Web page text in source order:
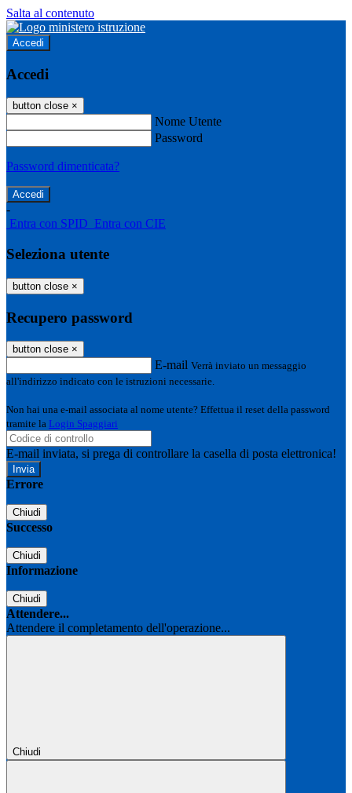
Salta al contenuto
Accedi
Accedi
button close ×
Nome Utente
Password
Password dimenticata?
-
Entra con SPID Entra con CIE
Seleziona utente
button close ×
Recupero password
button close ×
E-mail Verrà inviato un messaggio
all'indirizzo indicato con le istruzioni necessarie.
Non hai una e-mail associata al nome utente? Effettua il reset della password
tramite la Login Spaggiari
E-mail inviata, si prega di controllare la casella di posta elettronica!
Errore
Chiudi
Successo
Chiudi
Informazione
Chiudi
Attendere...
Attendere il completamento dell'operazione...
Chiudi